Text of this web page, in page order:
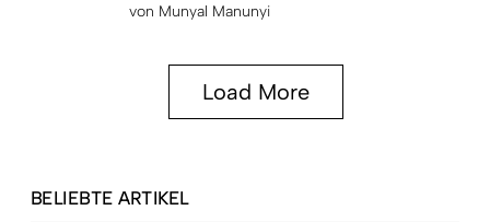
von Munyal Manunyi
Load More
BELIEBTE ARTIKEL